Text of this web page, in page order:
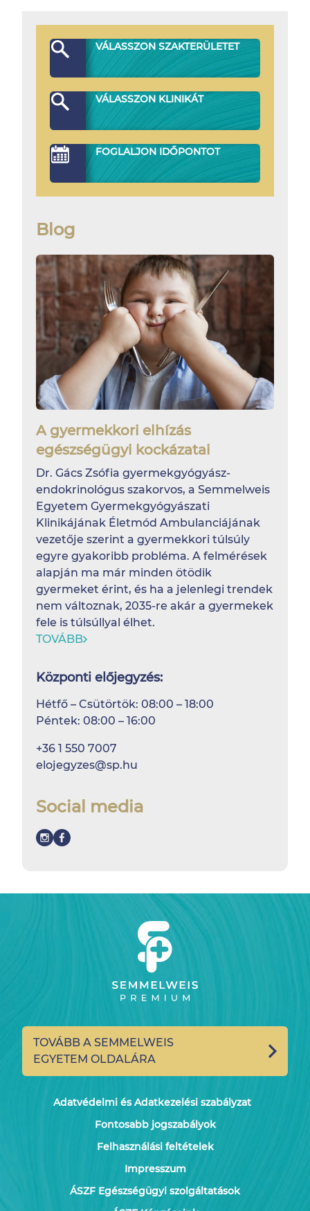
VÁLASSZON SZAKTERÜLETET
VÁLASSZON KLINIKÁT
FOGLALJON IDŐPONTOT
Blog
A gyermekkori elhízás
egészségügyi kockázatai
Dr. Gács Zsófia gyermekgyógyász-
endokrinológus szakorvos, a Semmelweis
Egyetem Gyermekgyógyászati
Klinikájának Életmód Ambulanciájának
vezetője szerint a gyermekkori túlsúly
egyre gyakoribb probléma. A felmérések
alapján ma már minden ötödik
gyermeket érint, és ha a jelenlegi trendek
nem változnak, 2035-re akár a gyermekek
fele is túlsúllyal élhet.
TOVÁBB
Központi előjegyzés:
Hétfő – Csütörtök: 08:00 – 18:00
Péntek: 08:00 – 16:00
+36 1 550 7007
elojegyzes@sp.hu
Social media
TOVÁBB A SEMMELWEIS
EGYETEM OLDALÁRA
Adatvédelmi és Adatkezelési szabályzat
Fontosabb jogszabályok
Felhasználási feltételek
Impresszum
ÁSZF Egészségügyi szolgáltatások